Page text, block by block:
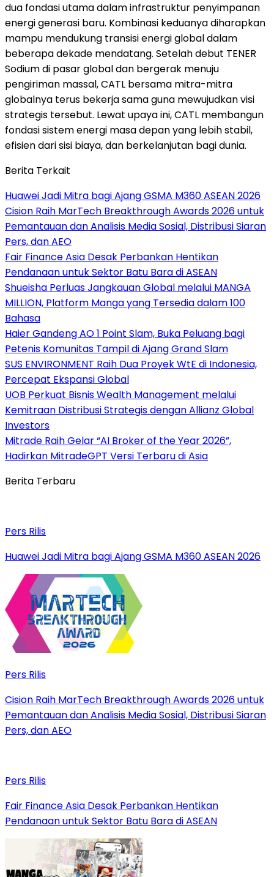
dua fondasi utama dalam infrastruktur penyimpanan
energi generasi baru. Kombinasi keduanya diharapkan
mampu mendukung transisi energi global dalam
beberapa dekade mendatang. Setelah debut TENER
Sodium di pasar global dan bergerak menuju
pengiriman massal, CATL bersama mitra-mitra
globalnya terus bekerja sama guna mewujudkan visi
strategis tersebut. Lewat upaya ini, CATL membangun
fondasi sistem energi masa depan yang lebih stabil,
efisien dari sisi biaya, dan berkelanjutan bagi dunia.
Berita Terkait
Huawei Jadi Mitra bagi Ajang GSMA M360 ASEAN 2026
Cision Raih MarTech Breakthrough Awards 2026 untuk
Pemantauan dan Analisis Media Sosial, Distribusi Siaran
Pers, dan AEO
Fair Finance Asia Desak Perbankan Hentikan
Pendanaan untuk Sektor Batu Bara di ASEAN
Shueisha Perluas Jangkauan Global melalui MANGA
MILLION, Platform Manga yang Tersedia dalam 100
Bahasa
Haier Gandeng AO 1 Point Slam, Buka Peluang bagi
Petenis Komunitas Tampil di Ajang Grand Slam
SUS ENVIRONMENT Raih Dua Proyek WtE di Indonesia,
Percepat Ekspansi Global
UOB Perkuat Bisnis Wealth Management melalui
Kemitraan Distribusi Strategis dengan Allianz Global
Investors
Mitrade Raih Gelar “AI Broker of the Year 2026”,
Hadirkan MitradeGPT Versi Terbaru di Asia
Berita Terbaru
Pers Rilis
Huawei Jadi Mitra bagi Ajang GSMA M360 ASEAN 2026
Pers Rilis
Cision Raih MarTech Breakthrough Awards 2026 untuk
Pemantauan dan Analisis Media Sosial, Distribusi Siaran
Pers, dan AEO
Pers Rilis
Fair Finance Asia Desak Perbankan Hentikan
Pendanaan untuk Sektor Batu Bara di ASEAN